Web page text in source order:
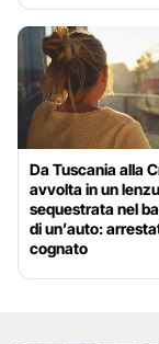
Da Tuscania alla
avvolta in un
sequestrata nel
di un’auto:
cognato